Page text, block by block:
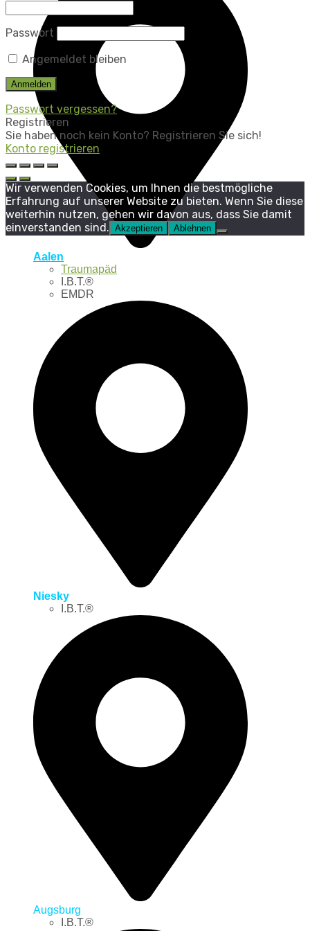
Aalen
Traumapäd
I.B.T.®
EMDR
Niesky
I.B.T.®
Augsburg
I.B.T.®
Passwort
Angemeldet bleiben
Passwort vergessen?
Registrieren
Sie haben noch kein Konto? Registrieren Sie sich!
Konto registrieren
Wir verwenden Cookies, um Ihnen die bestmögliche
Erfahrung auf unserer Website zu bieten. Wenn Sie diese
weiterhin nutzen, gehen wir davon aus, dass Sie damit
einverstanden sind. Akzeptieren Ablehnen